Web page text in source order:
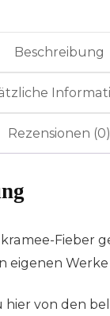
Beschreibung
Rezensionen (0)
Fieber
eigenen
hier von den